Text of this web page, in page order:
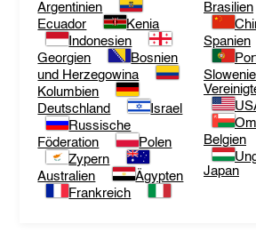
Argentinien
Ecuador
Kenia
Indonesien
Georgien
Bosnien
und Herzegowina
Kolumbien
Deutschland
Israel
Russische
Föderation
Polen
Zypern
Australien
Ägypten
Frankreich
Brasilien
Spanien
Belgien
Japan